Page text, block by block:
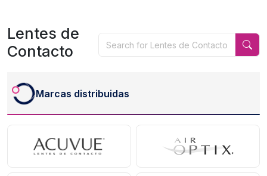
Lentes de
Contacto
Marcas distribuidas